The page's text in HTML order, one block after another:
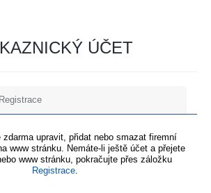
ÚČET
Registrace
zdarma upravit, přidat nebo smazat firemní
www stránku. Nemáte-li ještě účet a přejete
www stránku, pokračujte přes záložku
Registrace.